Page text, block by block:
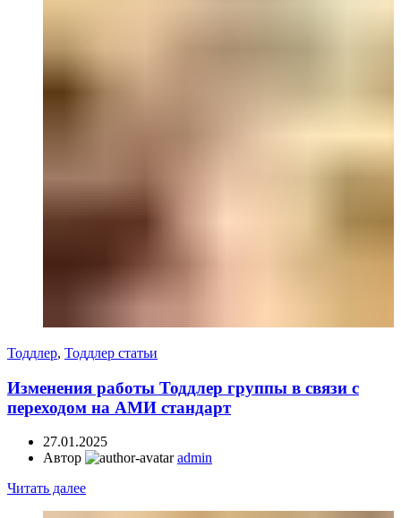
Тоддлер, Тоддлер статьи
Изменения работы Тоддлер группы в связи с
переходом на АМИ стандарт
27.01.2025
Автор
admin
Читать далее